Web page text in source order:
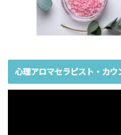
心理アロマセラピスト・カウ